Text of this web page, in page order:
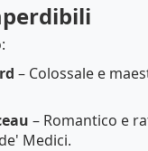
– Colossale e
– Romantico e
Medici.